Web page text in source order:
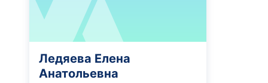
Ледяева Елена
Анатольевна